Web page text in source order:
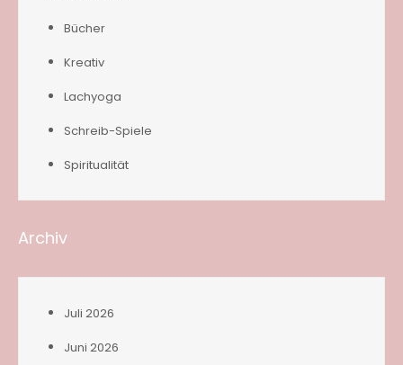
Bücher
Kreativ
Lachyoga
Schreib-Spiele
Spiritualität
Archiv
Juli 2026
Juni 2026